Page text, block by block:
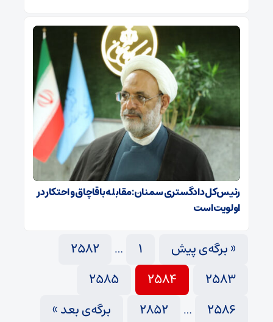
رئیس‌کل دادگستری سمنان: مقابله با قاچاق و احتکار در
اولویت است
« برگه‌ی پیش 1
…
2582
2583
2584
2585
2586
…
2852 برگه‌ی بعد »